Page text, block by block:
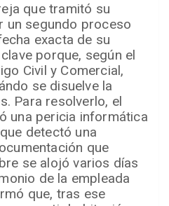
que tramitó su
un segundo proceso
exacta de su
porque, según el
Civil y Comercial,
se disuelve la
Para resolverlo, el
una pericia informática
detectó una
que
se alojó varios días
de la empleada
que, tras ese